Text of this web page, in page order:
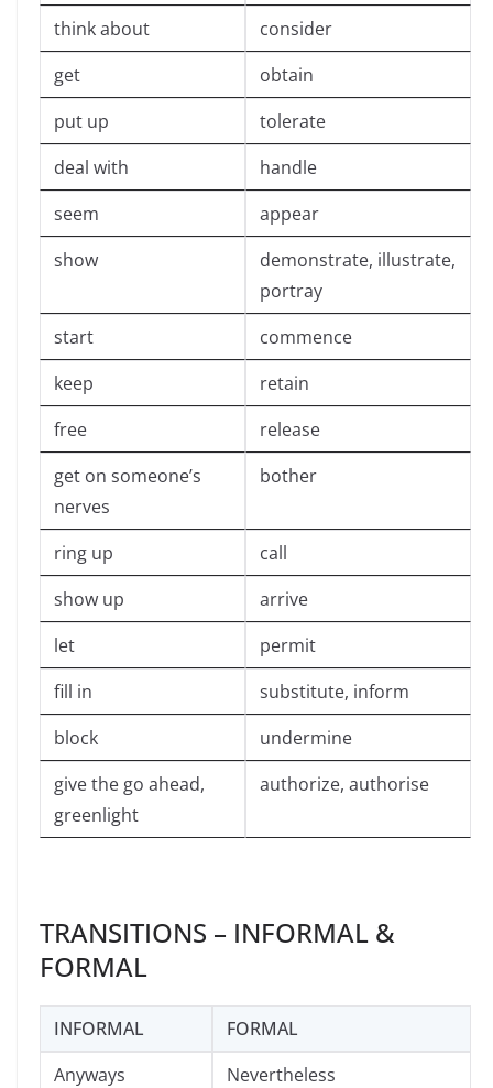
think about
consider
get
obtain
put up
tolerate
deal with
handle
seem
appear
show
demonstrate, illustrate,
portray
start
commence
keep
retain
free
release
get on someone’s
nerves
bother
ring up
call
show up
arrive
let
permit
fill in
substitute, inform
block
undermine
give the go ahead,
greenlight
authorize, authorise
TRANSITIONS – INFORMAL &
FORMAL
INFORMAL
FORMAL
Anyways
Nevertheless